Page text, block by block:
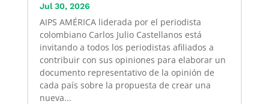
Jul 30, 2026
AIPS AMÉRICA liderada por el periodista
colombiano Carlos Julio Castellanos está
invitando a todos los periodistas afiliados a
contribuir con sus opiniones para elaborar un
documento representativo de la opinión de
cada país sobre la propuesta de crear una
nueva...